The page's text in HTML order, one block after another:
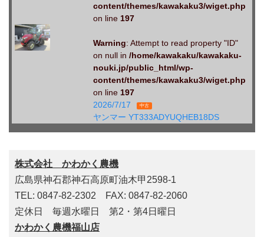
content/themes/kawakaku3/wiget.php
on line 197
Warning: Attempt to read property "ID"
on null in /home/kawakaku/kawakaku-
nouki.jp/public_html/wp-
content/themes/kawakaku3/wiget.php
on line 197
2026/7/17
中古
ヤンマー YT333ADYUQHEB18DS
株式会社 かわかく農機
広島県神石郡神石高原町油木甲2598-1
TEL: 0847-82-2302 FAX: 0847-82-2060
定休日 毎週水曜日 第2・第4日曜日
かわかく農機福山店